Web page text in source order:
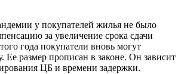
у покупателей жилья не было
за увеличение срока сдачи
года покупатели вновь могут
Ее размер прописан в законе. Он зависит
ЦБ и времени задержки.